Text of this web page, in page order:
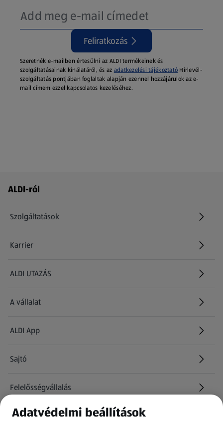
Feliratkozás
Szeretnék e-mailben értesülni az ALDI termékeinek és
szolgáltatásainak kínálatáról, és az adatkezelési tájékoztató Hírlevél-
szolgáltatás pontjában foglaltak alapján ezennel hozzájárulok az e-
mail címem ezzel kapcsolatos kezeléséhez.
Láblécmenü - további linkek
ALDI-ról
Szolgáltatások
Karrier
(új oldalon nyílik meg)
ALDI UTAZÁS
(új oldalon nyílik meg)
A vállalat
ALDI App
Sajtó
Felelősségvállalás
Információk
Adatvédelmi beállítások